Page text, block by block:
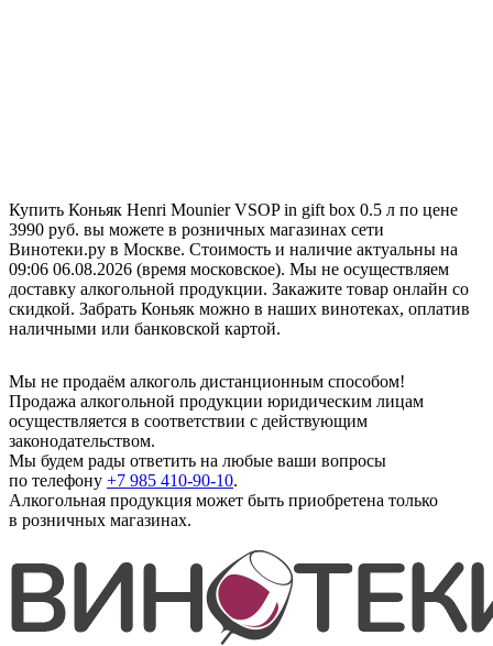
Купить Коньяк Henri Mounier VSOP in gift box 0.5 л по цене
3990 руб. вы можете в розничных магазинах сети
Винотеки.ру в Москве. Стоимость и наличие актуальны на
09:06 06.08.2026 (время московское). Мы не осуществляем
доставку алкогольной продукции. Закажите товар онлайн со
скидкой. Забрать Коньяк можно в наших винотеках, оплатив
наличными или банковской картой.
Мы не продаём алкоголь дистанционным способом!
Продажа алкогольной продукции юридическим лицам
осуществляется в соответствии с действующим
законодательством.
Мы будем рады ответить на любые ваши вопросы
по телефону +7 985 410-90-10.
Алкогольная продукция может быть приобретена только
в розничных магазинах.